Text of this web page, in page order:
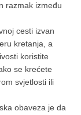
razmak između
cesti izvan
kretanja, a
koristite
se krećete
svjetlosti ili
obaveza je da